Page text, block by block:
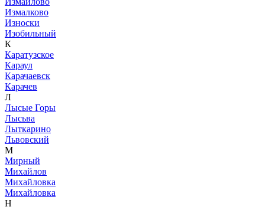
Измалково
Износки
Изобильный
К
Каратузское
Караул
Карачаевск
Карачев
Л
Лысые Горы
Лысьва
Лыткарино
Львовский
М
Мирный
Михайлов
Михайловка
Михайловка
Н